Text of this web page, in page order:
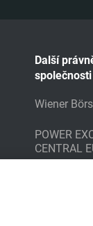
Další
společnosti
Wiener
POWER
CENTRAL